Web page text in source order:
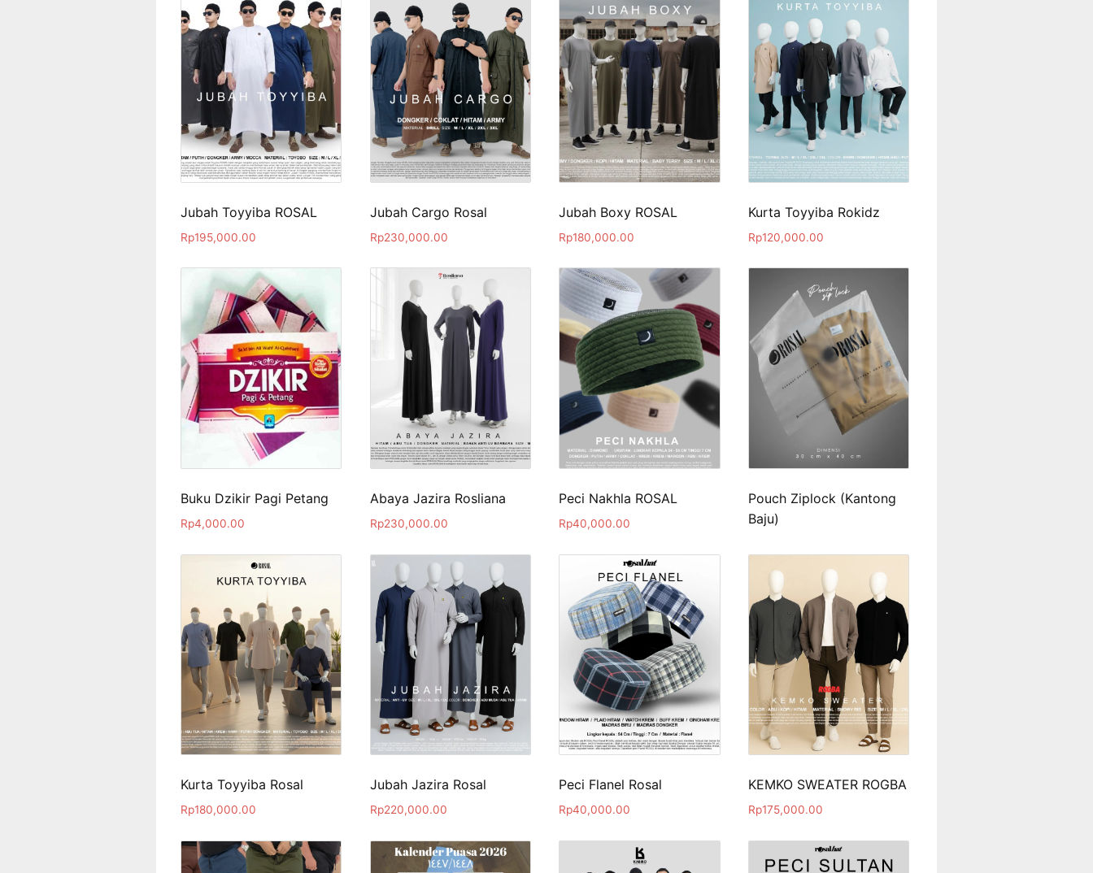
Jubah Toyyiba ROSAL
Rp195,000.00
Jubah Cargo Rosal
Rp230,000.00
Jubah Boxy ROSAL
Rp180,000.00
Kurta Toyyiba Rokidz
Rp120,000.00
Buku Dzikir Pagi Petang
Rp4,000.00
Abaya Jazira Rosliana
Rp230,000.00
Peci Nakhla ROSAL
Rp40,000.00
Pouch Ziplock (Kantong
Baju)
Kurta Toyyiba Rosal
Rp180,000.00
Jubah Jazira Rosal
Rp220,000.00
Peci Flanel Rosal
Rp40,000.00
KEMKO SWEATER ROGBA
Rp175,000.00